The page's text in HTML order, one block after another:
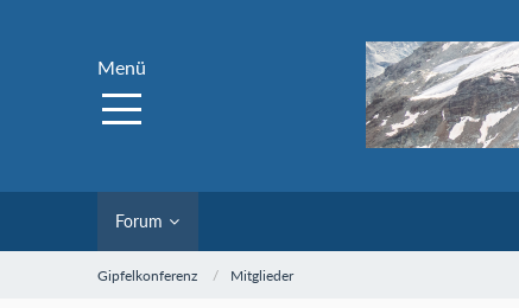
Menü
Forum
Gipfelkonferenz Mitglieder